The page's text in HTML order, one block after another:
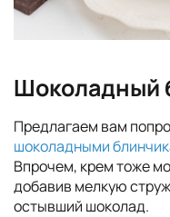
Шоколадный
Предлагаем вам
шоколадными
Впрочем, крем тоже
добавив мелкую
остывший шоколад.